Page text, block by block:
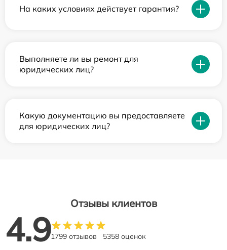
На каких условиях действует гарантия?
Выполняете ли вы ремонт для
юридических лиц?
Какую документацию вы предоставляете
для юридических лиц?
Отзывы клиентов
4.91799 отзывов 5358 оценок